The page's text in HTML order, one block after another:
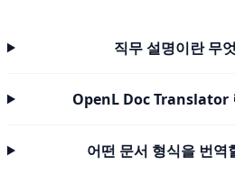
직무 설명이란 무
OpenL Doc Translator
어떤 문서 형식을 번역